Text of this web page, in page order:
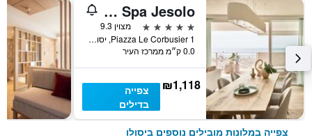
Falkensteiner Hotel & Spa Jesolo
5 כוכבים
מצוין 9.3
Piazza Le Corbusier 1, יסולו, ונטו, איטליה
0.0 ק״מ ממרכז העיר
₪1,118
צפייה
בדילים
צפייה במלונות מובילים נוספים ביסולו